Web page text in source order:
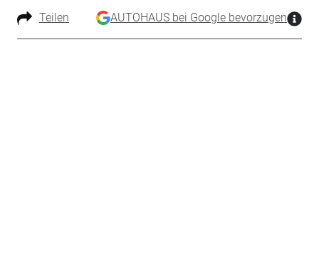
Teilen AUTOHAUS bei Google bevorzugen